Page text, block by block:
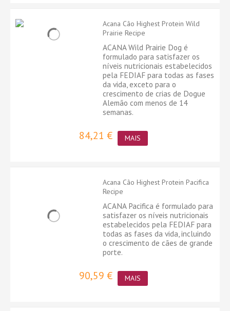
Acana Cão Highest Protein Wild
Prairie Recipe
ACANA Wild Prairie Dog é
formulado para satisfazer os
níveis nutricionais estabelecidos
pela FEDIAF para todas as fases
da vida, exceto para o
crescimento de crias de Dogue
Alemão com menos de 14
semanas.
84,21 € MAIS
Acana Cão Highest Protein Pacifica
Recipe
ACANA Pacifica é formulado para
satisfazer os níveis nutricionais
estabelecidos pela FEDIAF para
todas as fases da vida, incluindo
o crescimento de cães de grande
porte.
90,59 € MAIS